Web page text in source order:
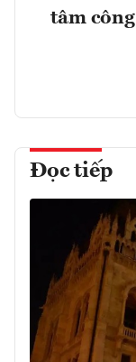
tâm
Đọc tiếp